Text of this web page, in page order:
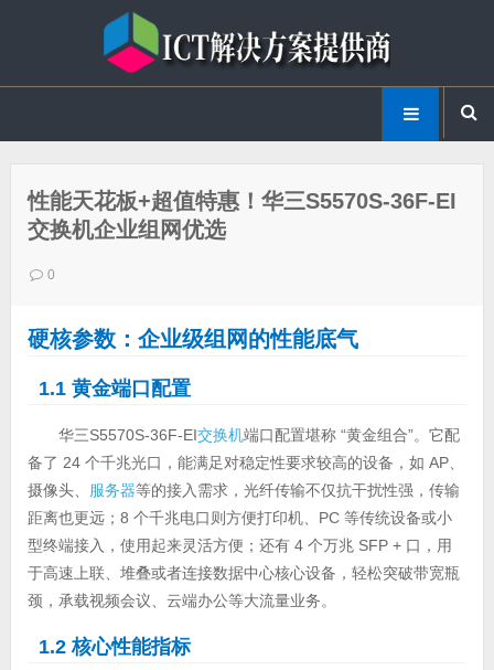
性能天花板+超值特惠！华三S5570S-36F-EI
交换机企业组网优选
0
硬核参数：企业级组网的性能底气
1.1 黄金端口配置
华三S5570S-36F-EI交换机端口配置堪称 “黄金组合”。它配
备了 24 个千兆光口，能满足对稳定性要求较高的设备，如 AP、
摄像头、 服务器等的接入需求，光纤传输不仅抗干扰性强，传输
距离也更远；8 个千兆电口则方便打印机、PC 等传统设备或小
型终端接入，使用起来灵活方便；还有 4 个万兆 SFP + 口，用
于高速上联、堆叠或者连接数据中心核心设备，轻松突破带宽瓶
颈，承载视频会议、云端办公等大流量业务。
1.2 核心性能指标